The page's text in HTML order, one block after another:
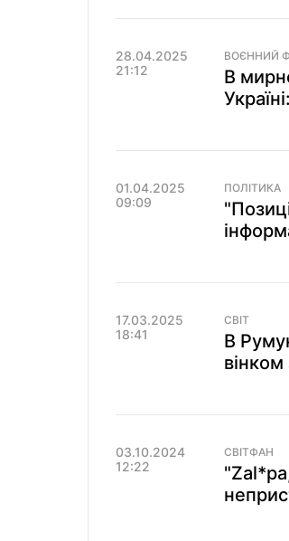
28.04.2025
21:12
ВОЄННИЙ
В
01.04.2025
09:09
ПОЛІТИКА
17.03.2025
18:41
СВІТ
В
вінком
03.10.2024
12:22
СВІТФАН